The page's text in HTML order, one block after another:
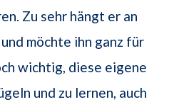
Zu sehr hängt er an
möchte ihn ganz für
wichtig, diese eigene
und zu lernen, auch